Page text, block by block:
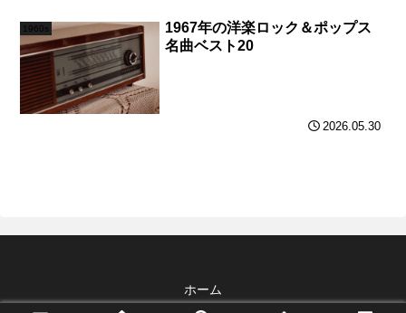
1960s
1967年の洋楽ロック＆ポップス
名曲ベスト20
2026.05.30
ホーム